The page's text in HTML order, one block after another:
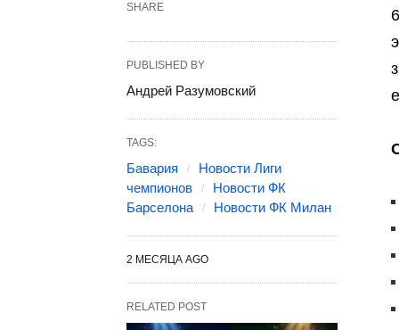
SHARE
PUBLISHED BY
Андрей Разумовский
TAGS:
Бавария
Новости Лиги
чемпионов
Новости ФК
Барселона
Новости ФК Милан
2 МЕСЯЦА AGO
RELATED POST